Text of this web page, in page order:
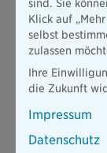
Das
sind. Sie
Klick auf
selbst
zulassen
Ihre
die Zukunft
Impressum
Datenschutz